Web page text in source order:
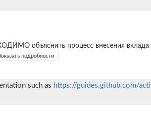
объяснить процесс внесения вклада
подробности
such as https://guides.github.com/